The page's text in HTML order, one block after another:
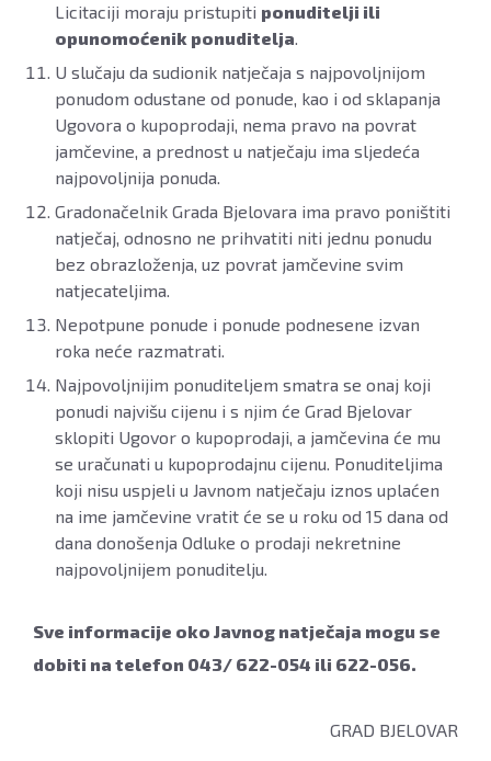
Licitaciji moraju pristupiti ponuditelji ili
opunomoćenik ponuditelja.
U slučaju da sudionik natječaja s najpovoljnijom
ponudom odustane od ponude, kao i od sklapanja
Ugovora o kupoprodaji, nema pravo na povrat
jamčevine, a prednost u natječaju ima sljedeća
najpovoljnija ponuda.
Gradonačelnik Grada Bjelovara ima pravo poništiti
natječaj, odnosno ne prihvatiti niti jednu ponudu
bez obrazloženja, uz povrat jamčevine svim
natjecateljima.
Nepotpune ponude i ponude podnesene izvan
roka neće razmatrati.
Najpovoljnijim ponuditeljem smatra se onaj koji
ponudi najvišu cijenu i s njim će Grad Bjelovar
sklopiti Ugovor o kupoprodaji, a jamčevina će mu
se uračunati u kupoprodajnu cijenu. Ponuditeljima
koji nisu uspjeli u Javnom natječaju iznos uplaćen
na ime jamčevine vratit će se u roku od 15 dana od
dana donošenja Odluke o prodaji nekretnine
najpovoljnijem ponuditelju.
Sve informacije oko Javnog natječaja mogu se
dobiti na telefon 043/ 622-054 ili 622-056.
GRAD BJELOVAR